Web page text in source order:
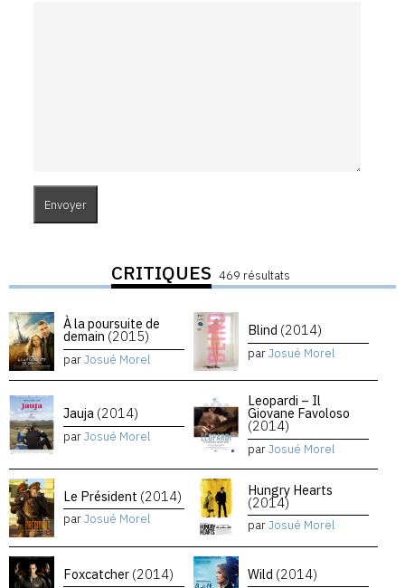
CRITIQUES 469 résultats
À la poursuite de
demain (2015)
parJosué Morel
Blind (2014)
parJosué Morel
Jauja (2014)
parJosué Morel
Leopardi – Il
Giovane Favoloso
(2014)
parJosué Morel
Le Président (2014)
parJosué Morel
Hungry Hearts
(2014)
parJosué Morel
Foxcatcher (2014) Wild (2014)